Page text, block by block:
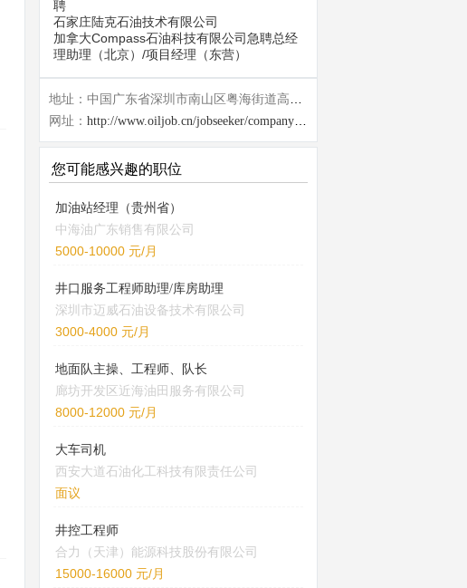
聘
石家庄陆克石油技术有限公司
加拿大Compass石油科技有限公司急聘总经
理助理（北京）/项目经理（东营）
网址： http://www.oiljob.cn/jobseeker/company/25121.html
您可能感兴趣的职位
加油站经理（贵州省）
中海油广东销售有限公司
5000-10000 元/月
井口服务工程师助理/库房助理
深圳市迈威石油设备技术有限公司
3000-4000 元/月
地面队主操、工程师、队长
廊坊开发区近海油田服务有限公司
8000-12000 元/月
大车司机
西安大道石油化工科技有限责任公司
面议
井控工程师
合力（天津）能源科技股份有限公司
15000-16000 元/月